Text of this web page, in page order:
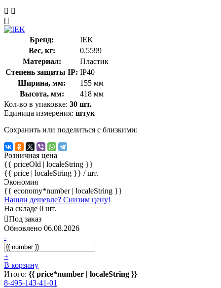
[]
Бренд:
IEK
Вес, кг:
0.5599
Материал:
Пластик
Степень защиты IP: IP40
Ширина, мм:
155 мм
Высота, мм:
418 мм
Кол-во в упаковке: 30 шт.
Единица измерения: штук
Сохранить или поделиться с близкими:
Розничная цена
{{ priceOld | localeString }}
{{ price | localeString }} / шт.
Экономия
{{ economy*number | localeString }}
Нашли дешевле? Снизим цену!
На складе 0 шт.
Под заказ
Обновлено 06.08.2026
-
+
В корзину
Итого: {{ price*number | localeString }}
8-495-143-41-01